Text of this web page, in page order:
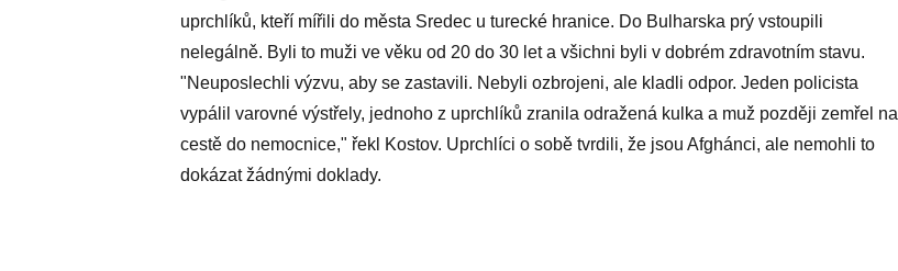
uprchlíků, kteří mířili do města Sredec u turecké hranice. Do Bulharska prý vstoupili
nelegálně. Byli to muži ve věku od 20 do 30 let a všichni byli v dobrém zdravotním stavu.
"Neuposlechli výzvu, aby se zastavili. Nebyli ozbrojeni, ale kladli odpor. Jeden policista
vypálil varovné výstřely, jednoho z uprchlíků zranila odražená kulka a muž později zemřel na
cestě do nemocnice," řekl Kostov. Uprchlíci o sobě tvrdili, že jsou Afghánci, ale nemohli to
dokázat žádnými doklady.